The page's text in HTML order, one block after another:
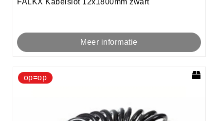
FALKX Kabelslot 12x1800mm zwart
Meer informatie
op=op